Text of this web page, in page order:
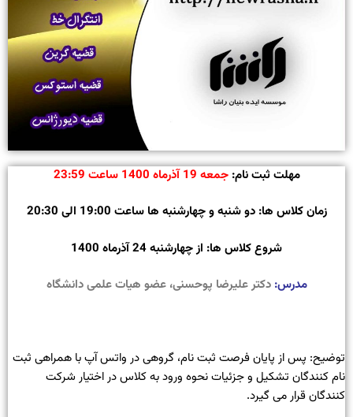
مهلت ثبت نام:جمعه 19 آذرماه 1400 ساعت 23:59
زمان کلاس ها: دو شنبه و چهارشنبه ها ساعت 19:00 الی 20:30
شروع کلاس ها: از چهارشنبه 24 آذرماه 1400
مدرس: دکتر علیرضا پوحسنی، عضو هیات علمی دانشگاه
توضیح: پس از پایان فرصت ثبت نام، گروهی در واتس آپ با همراهی ثبت
نام کنندگان تشکیل و جزئیات نحوه ورود به کلاس در اختیار شرکت
کنندگان قرار می گیرد.